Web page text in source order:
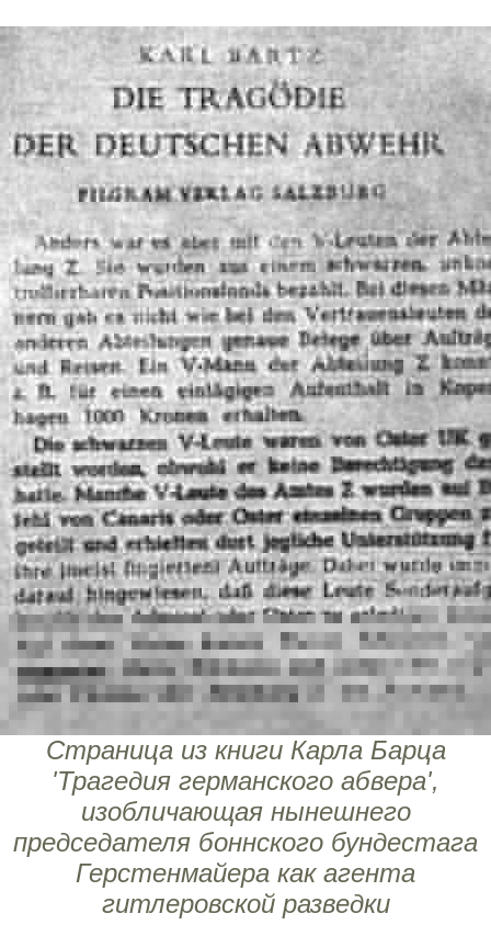
Страница из книги Карла Барца
'Трагедия германского абвера',
изобличающая нынешнего
председателя боннского бундестага
Герстенмайера как агента
гитлеровской разведки